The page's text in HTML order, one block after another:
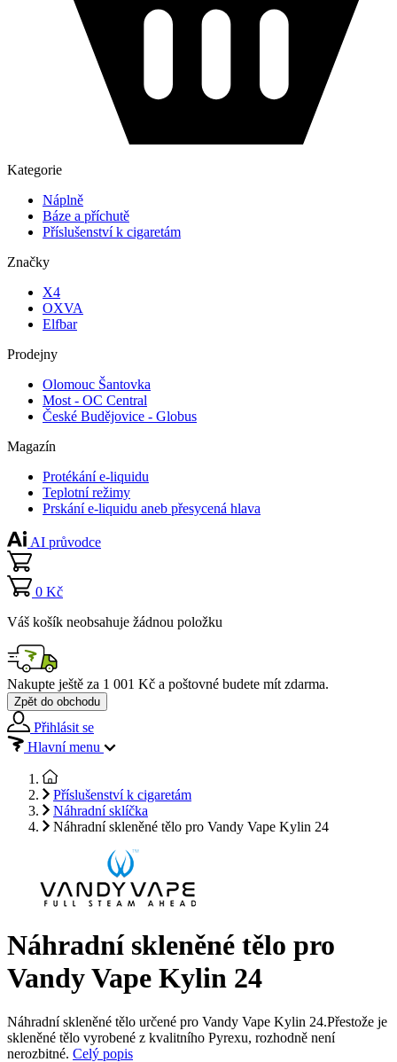
Kategorie
Náplně
Báze a příchutě
Příslušenství k cigaretám
Značky
X4
OXVA
Elfbar
Prodejny
Olomouc Šantovka
Most - OC Central
České Budějovice - Globus
Magazín
Protékání e-liquidu
Teplotní režimy
Prskání e-liquidu aneb přesycená hlava
AI průvodce
0 Kč
Váš košík neobsahuje žádnou položku
Nakupte ještě za 1 001 Kč a poštovné budete mít zdarma.
Zpět do obchodu
Přihlásit se
Hlavní menu
Příslušenství k cigaretám
Náhradní sklíčka
Náhradní skleněné tělo pro Vandy Vape Kylin 24
Náhradní skleněné tělo pro
Vandy Vape Kylin 24
Náhradní skleněné tělo určené pro Vandy Vape Kylin 24.Přestože je
skleněné tělo vyrobené z kvalitního Pyrexu, rozhodně není
nerozbitné. Celý popis